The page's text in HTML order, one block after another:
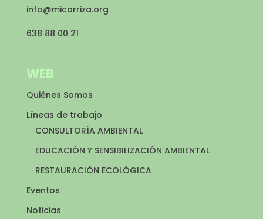
info@micorriza.org
638 88 00 21
WEB
Quiénes Somos
Líneas de trabajo
CONSULTORÍA AMBIENTAL
EDUCACIÓN Y SENSIBILIZACIÓN AMBIENTAL
RESTAURACIÓN ECOLÓGICA
Eventos
Noticias